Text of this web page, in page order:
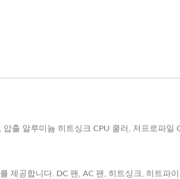
출 알루미늄 히트싱크 CPU 쿨러, 저프로파일
제공합니다. DC 팬, AC 팬, 히트싱크, 히트파